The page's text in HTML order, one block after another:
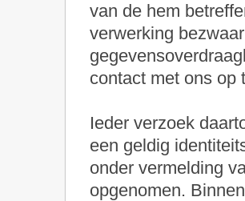
van de hem
verwerking
contact met ons op
Ieder verzoek
een geldig
onder vermelding
opgenomen.